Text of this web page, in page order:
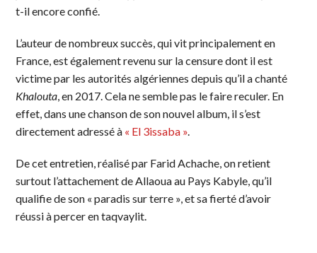
t-il encore confié.
L’auteur de nombreux succès, qui vit principalement en
France, est également revenu sur la censure dont il est
victime par les autorités algériennes depuis qu’il a chanté
Khalouta, en 2017. Cela ne semble pas le faire reculer. En
effet, dans une chanson de son nouvel album, il s’est
directement adressé à « El 3issaba ».
De cet entretien, réalisé par Farid Achache, on retient
surtout l’attachement de Allaoua au Pays Kabyle, qu’il
qualifie de son « paradis sur terre », et sa fierté d’avoir
réussi à percer en taqvaylit.